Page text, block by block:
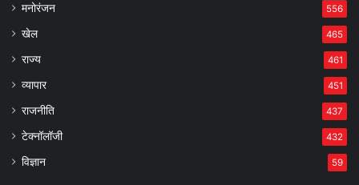
मनोरंजन 556
खेल 465
राज्य 461
व्यापार 451
राजनीति 437
टेक्नॉलॉजी 432
विज्ञान 59